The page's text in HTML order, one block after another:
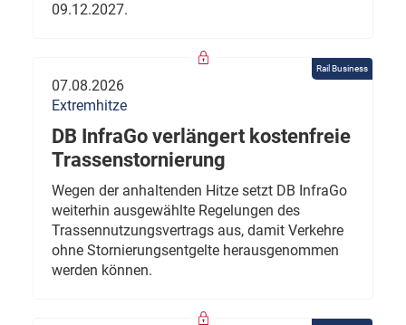
09.12.2027.
Rail Business
07.08.2026
Extremhitze
DB InfraGo verlängert kostenfreie
Trassenstornierung
Wegen der anhaltenden Hitze setzt DB InfraGo
weiterhin ausgewählte Regelungen des
Trassennutzungsvertrags aus, damit Verkehre
ohne Stornierungsentgelte herausgenommen
werden können.